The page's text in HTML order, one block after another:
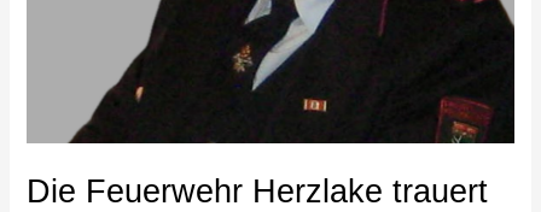
Die Feuerwehr Herzlake trauert